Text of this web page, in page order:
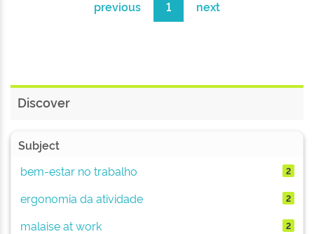
previous 1 next
Discover
Subject
bem-estar no trabalho
2
ergonomia da atividade 2
malaise at work 2